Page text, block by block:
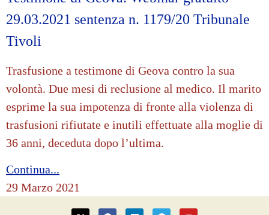
29.03.2021 sentenza n. 1179/20 Tribunale
Tivoli
Trasfusione a testimone di Geova contro la sua
volontà. Due mesi di reclusione al medico. Il marito
esprime la sua impotenza di fronte alla violenza di
trasfusioni rifiutate e inutili effettuate alla moglie di
36 anni, deceduta dopo l’ultima.
Continua...
29 Marzo 2021